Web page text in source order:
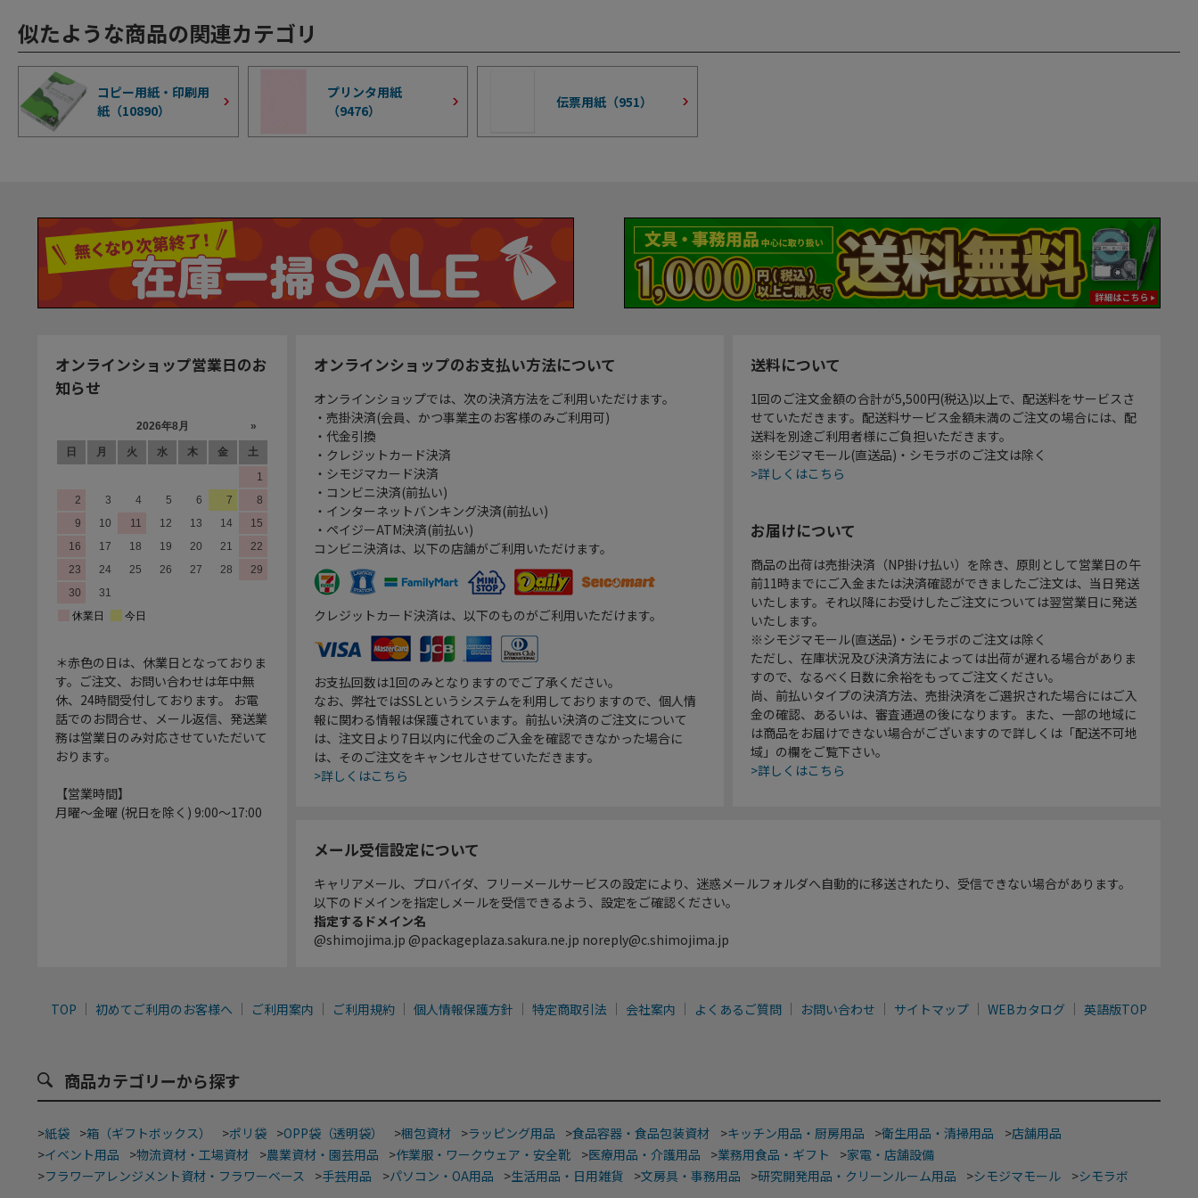
似たような商品の関連カテゴリ
コピー用紙・印刷用
紙（10890）
プリンタ用紙
（9476）
伝票用紙（951）
オンラインショップ営業日のお
知らせ
＊赤色の日は、休業日となっておりま
す。ご注文、お問い合わせは年中無
休、24時間受付しております。 お電
話でのお問合せ、メール返信、発送業
務は営業日のみ対応させていただいて
おります。
【営業時間】
月曜～金曜 (祝日を除く) 9:00～17:00
オンラインショップのお支払い方法について
オンラインショップでは、次の決済方法をご利用いただけます。
・売掛決済(会員、かつ事業主のお客様のみご利用可)
・代金引換
・クレジットカード決済
・シモジマカード決済
・コンビニ決済(前払い)
・インターネットバンキング決済(前払い)
・ペイジーATM決済(前払い)
コンビニ決済は、以下の店舗がご利用いただけます。
クレジットカード決済は、以下のものがご利用いただけます。
お支払回数は1回のみとなりますのでご了承ください。
なお、弊社ではSSLというシステムを利用しておりますので、個人情
報に関わる情報は保護されています。前払い決済のご注文について
は、注文日より7日以内に代金のご入金を確認できなかった場合に
は、そのご注文をキャンセルさせていただきます。
>詳しくはこちら
送料について
1回のご注文金額の合計が5,500円(税込)以上で、配送料をサービスさ
せていただきます。配送料サービス金額未満のご注文の場合には、配
送料を別途ご利用者様にご負担いただきます。
※シモジマモール(直送品)・シモラボのご注文は除く
>詳しくはこちら
お届けについて
商品の出荷は売掛決済（NP掛け払い）を除き、原則として営業日の午
前11時までにご入金または決済確認ができましたご注文は、当日発送
いたします。それ以降にお受けしたご注文については翌営業日に発送
いたします。
※シモジマモール(直送品)・シモラボのご注文は除く
ただし、在庫状況及び決済方法によっては出荷が遅れる場合がありま
すので、なるべく日数に余裕をもってご注文ください。
尚、前払いタイプの決済方法、売掛決済をご選択された場合にはご入
金の確認、あるいは、審査通過の後になります。また、一部の地域に
は商品をお届けできない場合がございますので詳しくは「配送不可地
域」の欄をご覧下さい。
>詳しくはこちら
メール受信設定について
キャリアメール、プロバイダ、フリーメールサービスの設定により、迷惑メールフォルダへ自動的に移送されたり、受信できない場合があります。
以下のドメインを指定しメールを受信できるよう、設定をご確認ください。
指定するドメイン名
@shimojima.jp @packageplaza.sakura.ne.jp noreply@c.shimojima.jp
TOP 初めてご利用のお客様へ ご利用案内 ご利用規約 個人情報保護方針 特定商取引法 会社案内 よくあるご質問 お問い合わせ サイトマップ WEBカタログ 英語版TOP
商品カテゴリーから探す
>紙袋 >箱（ギフトボックス） >ポリ袋 >OPP袋（透明袋） >梱包資材 >ラッピング用品 >食品容器・食品包装資材 >キッチン用品・厨房用品 >衛生用品・清掃用品 >店舗用品
>イベント用品 >物流資材・工場資材 >農業資材・園芸用品 >作業服・ワークウェア・安全靴 >医療用品・介護用品 >業務用食品・ギフト >家電・店舗設備
>フラワーアレンジメント資材・フラワーベース >手芸用品 >パソコン・OA用品 >生活用品・日用雑貨 >文房具・事務用品 >研究開発用品・クリーンルーム用品 >シモジマモール >シモラボ